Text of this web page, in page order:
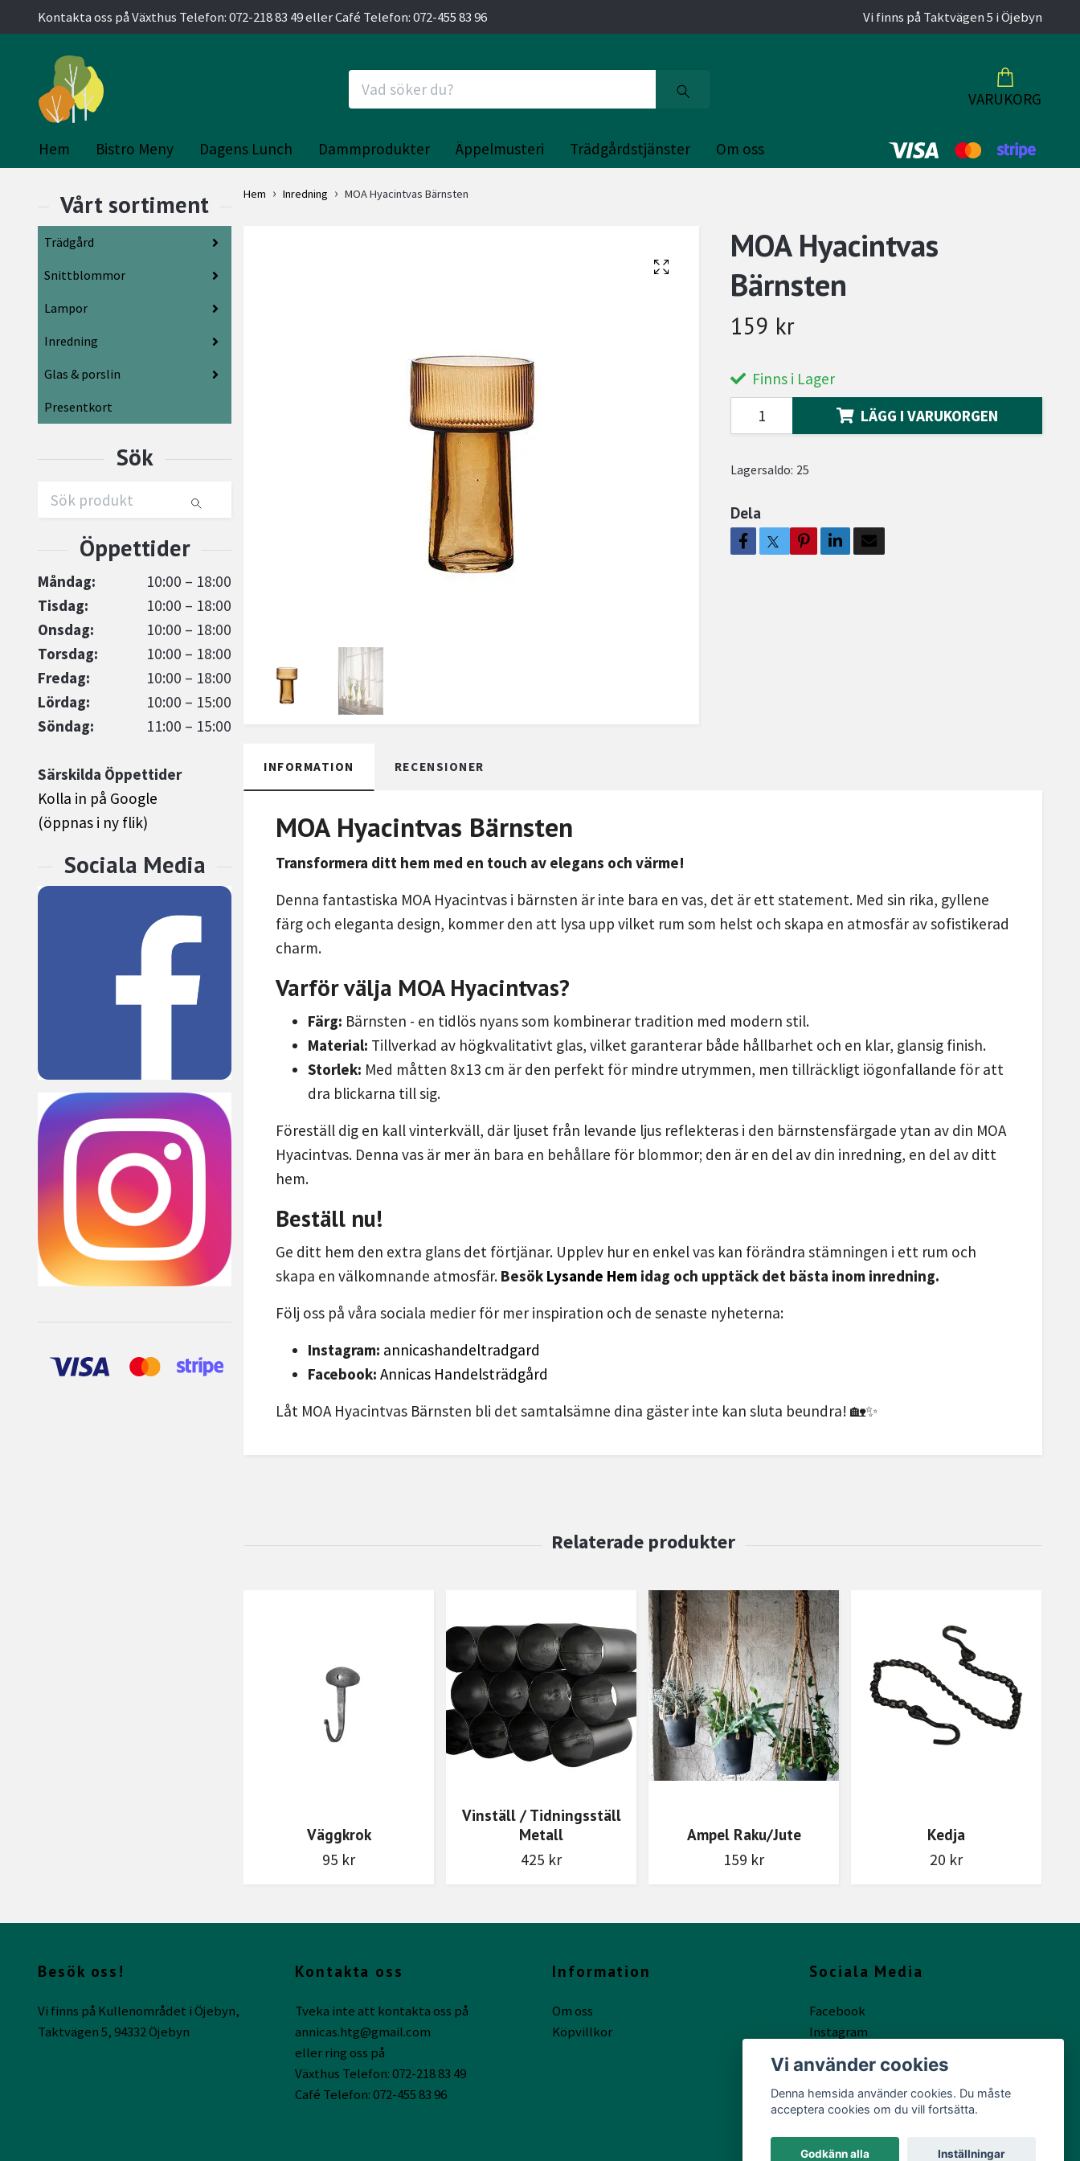
Kontakta oss på Växthus Telefon: 072-218 83 49 eller Café Telefon: 072-455 83 96 Vi finns på Taktvägen 5 i Öjebyn
VARUKORG
Hem Bistro Meny Dagens Lunch Dammprodukter Äppelmusteri Trädgårdstjänster Om oss
Trädgård
Snittblommor
Lampor
Inredning
Glas & porslin
Presentkort
Måndag:
10:00 – 18:00
Tisdag:
10:00 – 18:00
Onsdag:
10:00 – 18:00
Torsdag:
10:00 – 18:00
Fredag:
10:00 – 18:00
Lördag:
10:00 – 15:00
Söndag:
11:00 – 15:00
Särskilda Öppettider
Kolla in på Google
(öppnas i ny flik)
Hem Inredning MOA Hyacintvas Bärnsten
MOA Hyacintvas
Bärnsten
159 kr
Finns i Lager
LÄGG I VARUKORGEN
Lagersaldo: 25
Dela
INFORMATION RECENSIONER
MOA Hyacintvas Bärnsten
Transformera ditt hem med en touch av elegans och värme!
Denna fantastiska MOA Hyacintvas i bärnsten är inte bara en vas, det är ett statement. Med sin rika, gyllene
färg och eleganta design, kommer den att lysa upp vilket rum som helst och skapa en atmosfär av sofistikerad
charm.
Varför välja MOA Hyacintvas?
Färg: Bärnsten - en tidlös nyans som kombinerar tradition med modern stil.
Material: Tillverkad av högkvalitativt glas, vilket garanterar både hållbarhet och en klar, glansig finish.
Storlek: Med måtten 8x13 cm är den perfekt för mindre utrymmen, men tillräckligt iögonfallande för att
dra blickarna till sig.
Föreställ dig en kall vinterkväll, där ljuset från levande ljus reflekteras i den bärnstensfärgade ytan av din MOA
Hyacintvas. Denna vas är mer än bara en behållare för blommor; den är en del av din inredning, en del av ditt
hem.
Beställ nu!
Ge ditt hem den extra glans det förtjänar. Upplev hur en enkel vas kan förändra stämningen i ett rum och
skapa en välkomnande atmosfär. Besök Lysande Hem idag och upptäck det bästa inom inredning.
Följ oss på våra sociala medier för mer inspiration och de senaste nyheterna:
Instagram: annicashandeltradgard
Facebook: Annicas Handelsträdgård
Låt MOA Hyacintvas Bärnsten bli det samtalsämne dina gäster inte kan sluta beundra! 🏡✨
Väggkrok
95 kr
Vinställ / Tidningsställ
Metall
425 kr
Ampel Raku/Jute
159 kr
Kedja
20 kr
Besök oss!
Vi finns på Kullenområdet i Öjebyn,
Taktvägen 5, 94332 Öjebyn
Kontakta oss
Tveka inte att kontakta oss på
annicas.htg@gmail.com
eller ring oss på
Växthus Telefon: 072-218 83 49
Café Telefon: 072-455 83 96
Information
Om oss
Köpvillkor
Sociala Media
Facebook
Instagram
Vi använder cookies
Denna hemsida använder cookies. Du måste
acceptera cookies om du vill fortsätta.
Godkänn alla Inställningar